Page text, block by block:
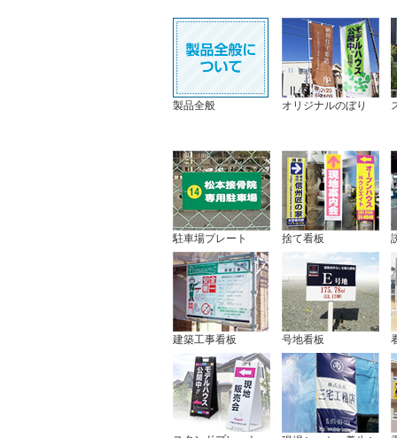
製品全般 オリジナルのぼり
駐車場プレート 捨て看板
建築工事看板 号地看板